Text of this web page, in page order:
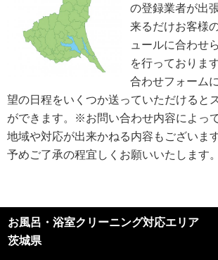
当方所定の窓口にて、合理的な範囲で対応いたします
[お問い合わせ先]
便利屋みらい
お問い合わせ方法：メールフォーム
お問い合わせ電話番号：お客様（ご注文後）から問い
は、遅滞なく電話番号の開示を行います。
※業務の性質上、サイトに掲載はしておりません。
※以上の方針を改定することがあります。その場合、
ブページにて通知致します。
ご利用規約
①ご訪問予約後のご訪問前のキャンセルは、キャンセ
③荒天（大雨・大雪・強風など）の場合は、作業日を
合もございます。あらかじめご了承下さい。
の登録業者が出
来るだけお客様
ュールに合わせ
を行っておりま
合わせフォーム
望の日程をいくつか送っていただけると
ができます。※お問い合わせ内容によっ
地域や対応が出来かねる内容もございま
予めご了承の程宜しくお願いいたします。
お風呂・浴室クリーニング対応エリア
茨城県